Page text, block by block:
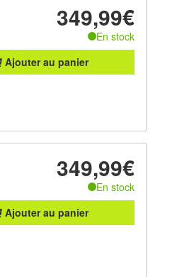
349,99€
En stock
Ajouter au panier
349,99€
En stock
Ajouter au panier